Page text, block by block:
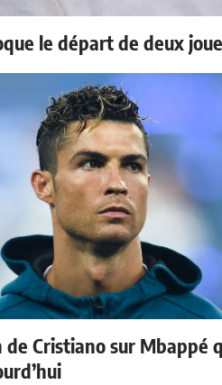
le départ de deux
de Cristiano sur Mbappé